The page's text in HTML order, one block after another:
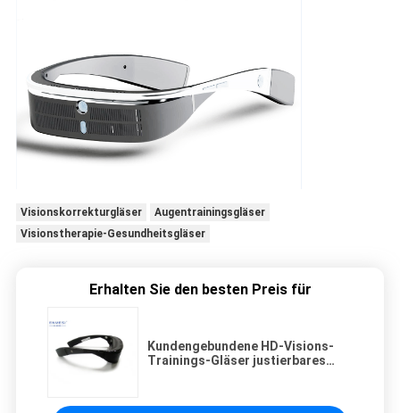
Visionskorrekturgläser
Augentrainingsgläser
Visionstherapie-Gesundheitsgläser
Erhalten Sie den besten Preis für
Kundengebundene HD-Visions-
Trainings-Gläser justierbares